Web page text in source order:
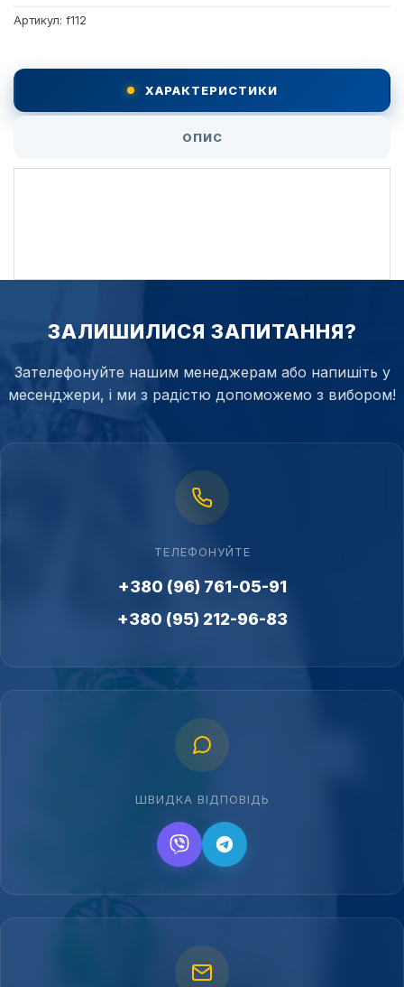
Артикул: f112
ХАРАКТЕРИСТИКИ
ОПИС
ЗАЛИШИЛИСЯ ЗАПИТАННЯ?
Зателефонуйте нашим менеджерам або напишіть у
месенджери, і ми з радістю допоможемо з вибором!
ТЕЛЕФОНУЙТЕ
+380 (96) 761-05-91
+380 (95) 212-96-83
ШВИДКА ВІДПОВІДЬ